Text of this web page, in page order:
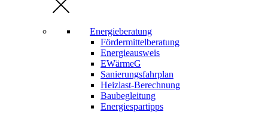
Energieberatung
Fördermittelberatung
Energieausweis
EWärmeG
Sanierungsfahrplan
Heizlast-Berechnung
Baubegleitung
Energiespartipps